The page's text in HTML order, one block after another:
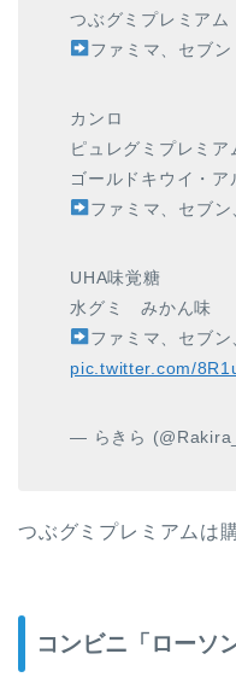
つぶグミプレミア
ファミマ、セブン
カンロ
ピュレグミプレミア
ゴールドキウイ・ア
ファミマ、セブン
UHA味覚糖
水グミ みかん味
ファミマ、セブン
pic.twitter.com/
— らきら
つぶグミプレミアムは
コンビニ「ローソン